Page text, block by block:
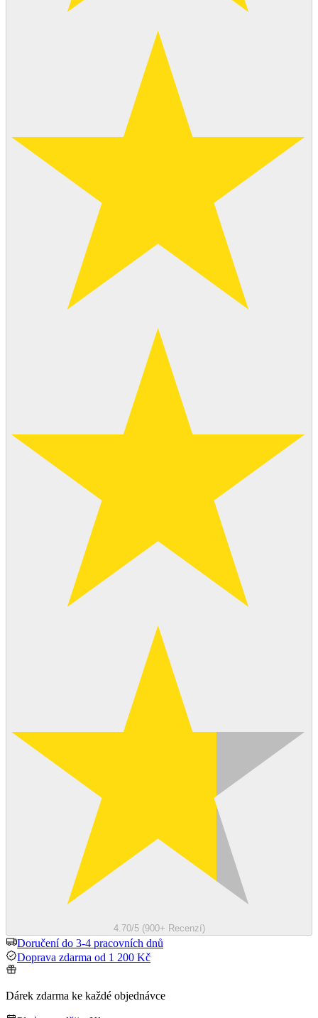
4.70/5 (900+ Recenzí)
Doručení do 3-4 pracovních dnů
Doprava zdarma od 1 200 Kč
Dárek zdarma ke každé objednávce